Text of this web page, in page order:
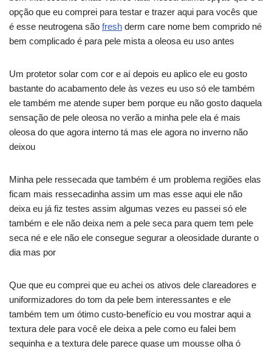
opção que eu comprei para testar e trazer aqui para vocês que
é esse neutrogena são fresh derm care nome bem comprido né
bem complicado é para pele mista a oleosa eu uso antes
Um protetor solar com cor e aí depois eu aplico ele eu gosto
bastante do acabamento dele às vezes eu uso só ele também
ele também me atende super bem porque eu não gosto daquela
sensação de pele oleosa no verão a minha pele ela é mais
oleosa do que agora interno tá mas ele agora no inverno não
deixou
Minha pele ressecada que também é um problema regiões elas
ficam mais ressecadinha assim um mas esse aqui ele não
deixa eu já fiz testes assim algumas vezes eu passei só ele
também e ele não deixa nem a pele seca para quem tem pele
seca né e ele não ele consegue segurar a oleosidade durante o
dia mas por
Que que eu comprei que eu achei os ativos dele clareadores e
uniformizadores do tom da pele bem interessantes e ele
também tem um ótimo custo-benefício eu vou mostrar aqui a
textura dele para você ele deixa a pele como eu falei bem
sequinha e a textura dele parece quase um mousse olha ó